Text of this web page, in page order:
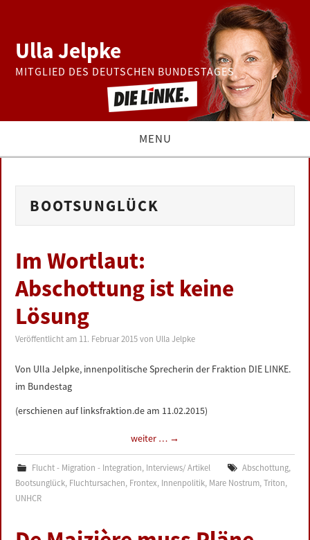
Ulla Jelpke
MITGLIED DES DEUTSCHEN BUNDESTAGES
MENU
BUNDESTAG
ZUR PERSON
LINKS
BOOTSUNGLÜCK
Im Wortlaut:
Abschottung ist keine
Lösung
Veröffentlicht am 11. Februar 2015 von Ulla Jelpke
Von Ulla Jelpke, innenpolitische Sprecherin der Fraktion DIE LINKE.
im Bundestag
(erschienen auf linksfraktion.de am 11.02.2015)
weiter … →
Flucht - Migration - Integration, Interviews/ Artikel Abschottung,
Bootsunglück, Fluchtursachen, Frontex, Innenpolitik, Mare Nostrum,Triton,
UNHCR